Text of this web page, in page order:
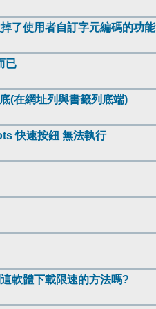
了使用者自訂字元編碼的功能
已
(在網址列與書籤列底端)
快速按鈕 無法執行
軟體下載限速的方法嗎?